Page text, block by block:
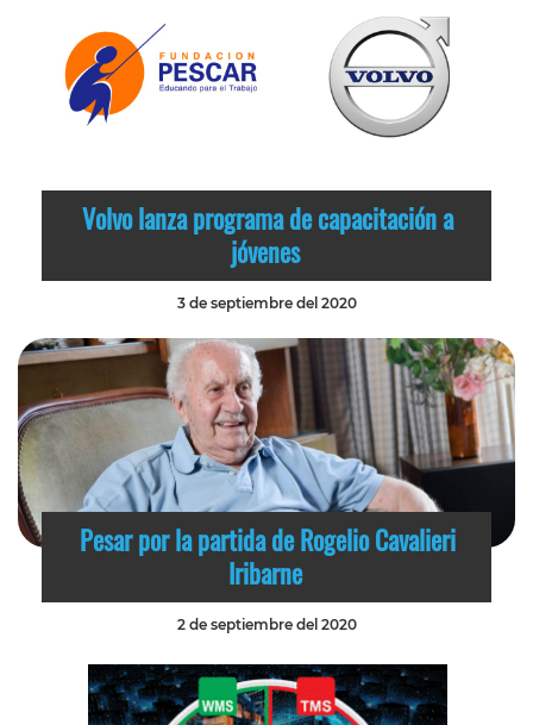
Volvo lanza programa de capacitación a
jóvenes
3 de septiembre del 2020
Pesar por la partida de Rogelio Cavalieri
Iribarne
2 de septiembre del 2020